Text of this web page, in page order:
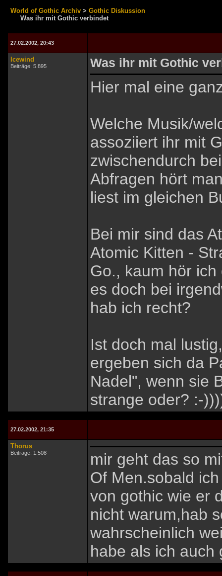
World of Gothic Archiv > Gothic Diskussion
Was ihr mit Gothic verbindet
27.02.2002, 20:43
Icewind
Beiträge: 5.895 Was ihr mit Gothic
Hier mal eine
Welche Musik/
assoziiert ihr mit
zwischendurch
Abfragen hört
liest im gleichen
Bei mir sind das
Atomic Kitten -
Go., kaum hör
es doch bei
hab ich recht?
Ist doch mal
ergeben sich da
Nadel", wenn sie
strange oder? :-
27.02.2002, 21:35
Thorus
Beiträge: 1.508
mir geht das so
Of Men.sobald
von gothic wie er
nicht warum,hab
wahrscheinlich
habe als ich auch